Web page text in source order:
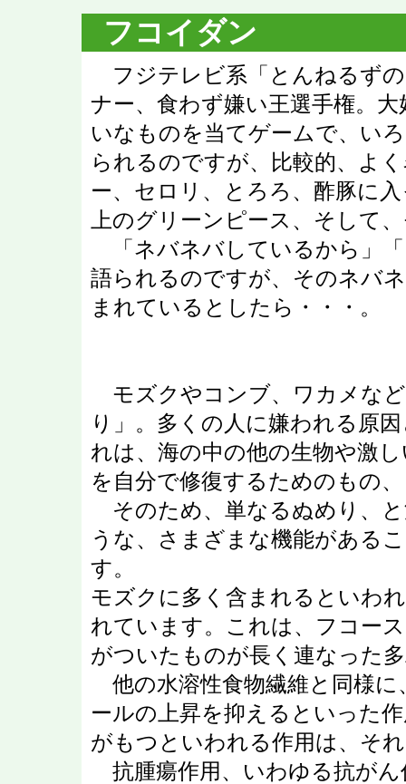
フコイダン
フジテレビ系「とんねるず
ナー、食わず嫌い王選手権。
いなものを当てゲームで、い
られるのですが、比較的、よ
ー、セロリ、とろろ、酢豚に
上のグリーンピース、そして
「ネバネバしているから」
語られるのですが、そのネバ
まれているとしたら・・・。
モズクやコンブ、ワカメな
り」。多くの人に嫌われる原
れは、海の中の他の生物や激
を自分で修復するためのもの
そのため、単なるぬめり、
うな、さまざまな機能がある
す。
モズクに多く含まれるといわ
れています。これは、フコー
がついたものが長く連なった
他の水溶性食物繊維と同様
ールの上昇を抑えるといった
がもつといわれる作用は、そ
抗腫瘍作用、いわゆる抗が